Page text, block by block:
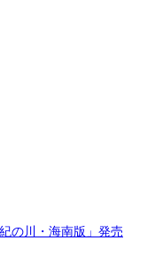
の川・海南版」発売